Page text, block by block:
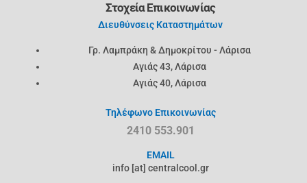
Στοχεία Επικοινωνίας
Διευθύνσεις Καταστημάτων
Γρ. Λαμπράκη & Δημοκρίτου - Λάρισα
Αγιάς 43, Λάρισα
Αγιάς 40, Λάρισα
Τηλέφωνο Επικοινωνίας
2410 553.901
EMAIL
info [at] centralcool.gr